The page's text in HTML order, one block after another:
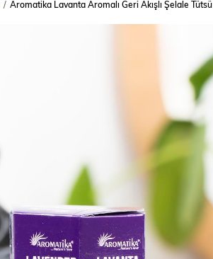
Aromatika Lavanta Aromalı Geri Akışlı Şelale Tütsü